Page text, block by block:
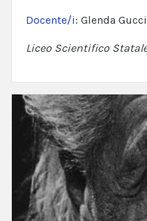
Docente/i: Glenda
Liceo Scientifico